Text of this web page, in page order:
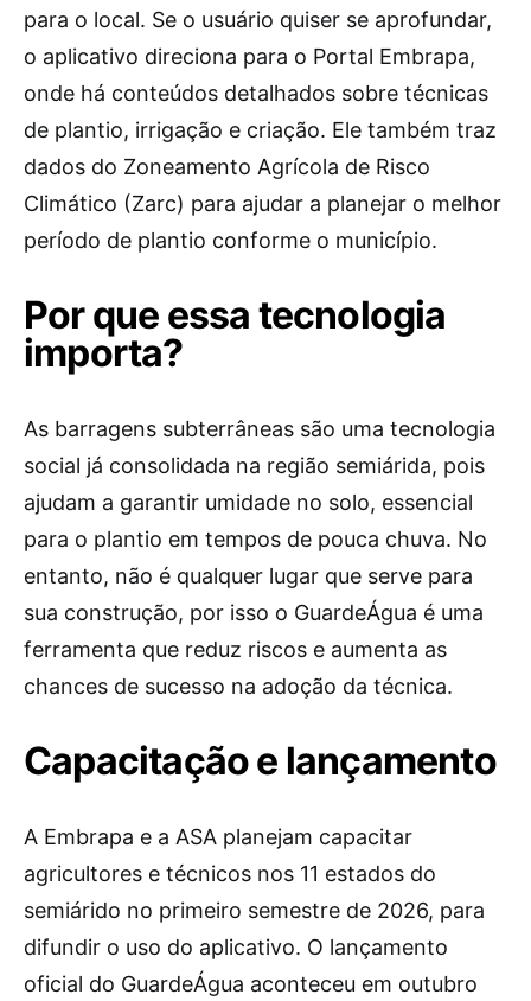
para o local. Se o usuário quiser se aprofundar,
o aplicativo direciona para o Portal Embrapa,
onde há conteúdos detalhados sobre técnicas
de plantio, irrigação e criação. Ele também traz
dados do Zoneamento Agrícola de Risco
Climático (Zarc) para ajudar a planejar o melhor
período de plantio conforme o município.
Por que essa tecnologia
importa?
As barragens subterrâneas são uma tecnologia
social já consolidada na região semiárida, pois
ajudam a garantir umidade no solo, essencial
para o plantio em tempos de pouca chuva. No
entanto, não é qualquer lugar que serve para
sua construção, por isso o GuardeÁgua é uma
ferramenta que reduz riscos e aumenta as
chances de sucesso na adoção da técnica.
Capacitação e lançamento
A Embrapa e a ASA planejam capacitar
agricultores e técnicos nos 11 estados do
semiárido no primeiro semestre de 2026, para
difundir o uso do aplicativo. O lançamento
oficial do GuardeÁgua aconteceu em outubro